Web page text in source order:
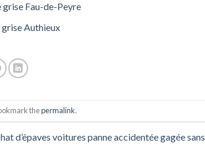
grise Fau-de-Peyre
grise Authieux
thepermalink.
d’épaves voitures panne accidentée gagée sans